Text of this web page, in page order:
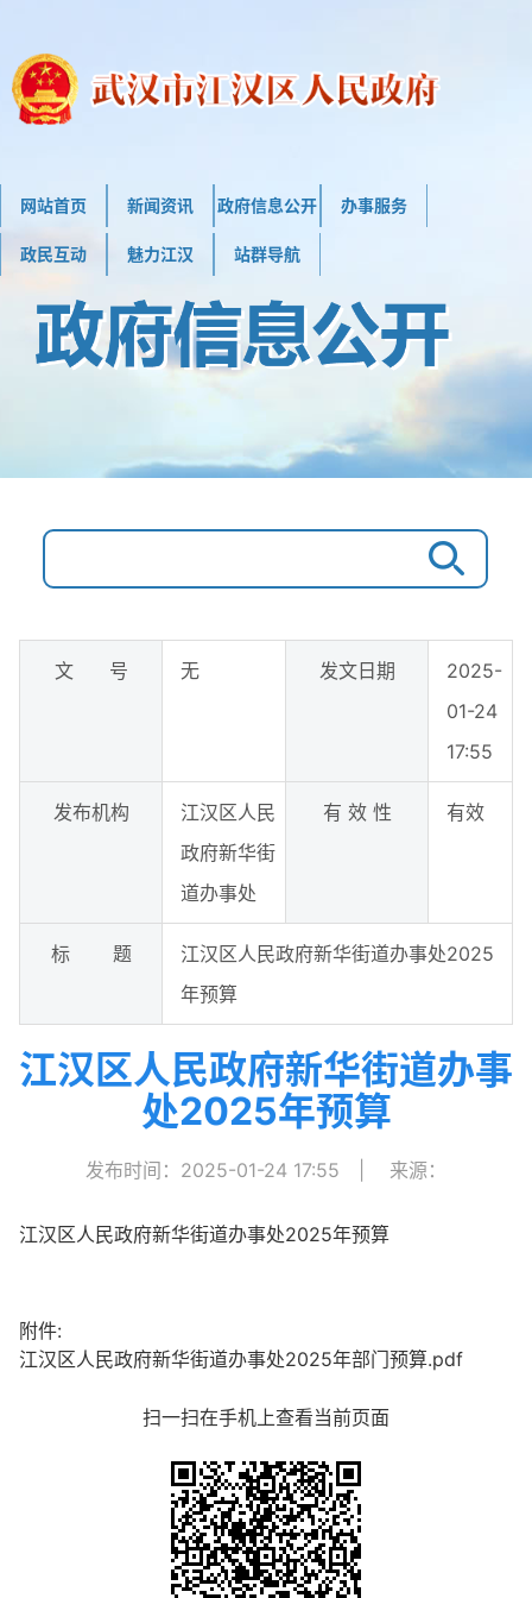
网站首页 新闻资讯 政府信息公开 办事服务
政民互动 魅力江汉 站群导航
文 号 无 发文日期
2025-
01-24
17:55
发布机构
江汉区人民
政府新华街
道办事处
有 效 性 有效
标 题
江汉区人民政府新华街道办事处2025
年预算
江汉区人民政府新华街道办事
处2025年预算
发布时间：2025-01-24 17:55 来源：
江汉区人民政府新华街道办事处2025年预算
附件:
江汉区人民政府新华街道办事处2025年部门预算.pdf
扫一扫在手机上查看当前页面